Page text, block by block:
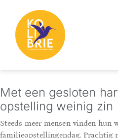
Met een gesloten
opstelling weinig zin
Steeds meer mensen vinden hun
familieopstellingendag.